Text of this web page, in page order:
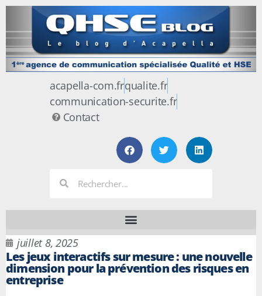
acapella-com.frqualite.fr
communication-securite.fr
Contact
juillet 8, 2025
Les jeux interactifs sur mesure : une nouvelle
dimension pour la prévention des risques en
entreprise